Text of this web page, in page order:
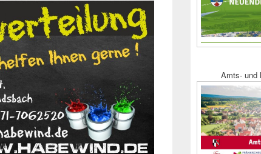
Amts- und